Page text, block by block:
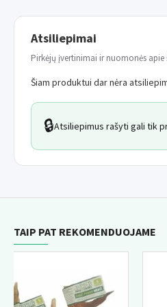
Atsiliepimai
Pirkėjų įvertinimai ir nuomonės apie
Šiam produktui dar nėra
🔒Atsiliepimus rašyti gali tik
TAIP PAT REKOMENDUOJAME